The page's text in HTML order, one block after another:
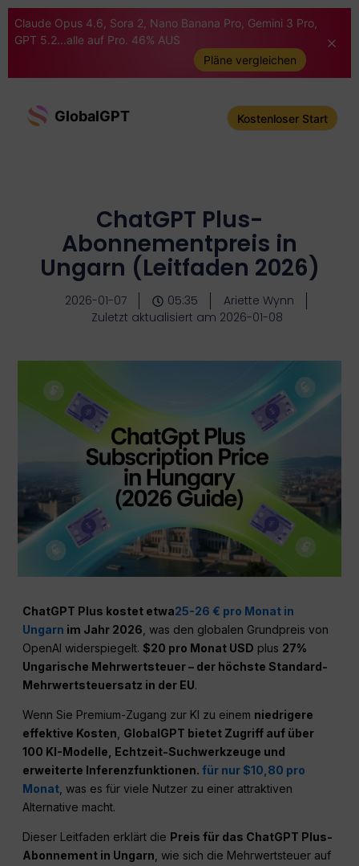
Claude Opus 4.6, Sora 2, Nano Banana Pro, Gemini 3 Pro,
GPT 5.2...alle auf Pro. 46% AUS
Pläne vergleichen
GlobalGPT Kostenloser Start
ChatGPT Plus-
Abonnementpreis in
Ungarn (Leitfaden 2026)
2026-01-07 05:35
Ariette Wynn
Zuletzt aktualisiert am 2026-01-08
ChatGPT Plus kostet etwa25-26 € pro Monat in
Ungarn im Jahr 2026 , was den globalen Grundpreis von
OpenAI widerspiegelt.$20 pro Monat USD plus 27%
Ungarische Mehrwertsteuer – der höchste Standard-
Mehrwertsteuersatz in der EU.
Wenn Sie Premium-Zugang zur KI zu einem niedrigere
effektive Kosten GlobalGPT bietet Zugriff auf über
100 KI-Modelle, Echtzeit-Suchwerkzeuge und
erweiterte Inferenzfunktionen.für nur $10,80 pro
Monat , was es für viele Nutzer zu einer attraktiven
Alternative macht.
Dieser Leitfaden erklärt die Preis für das ChatGPT Plus-
Abonnement in Ungarn, wie sich die Mehrwertsteuer auf